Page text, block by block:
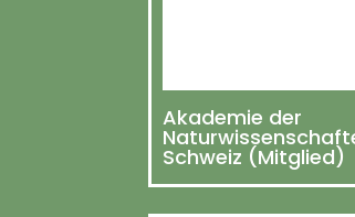
Akademie der
Schweiz (Mitglied)